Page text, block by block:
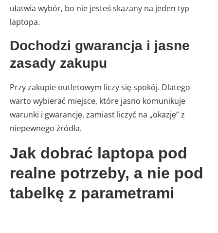
ułatwia wybór, bo nie jesteś skazany na jeden typ
laptopa.
Dochodzi gwarancja i jasne
zasady zakupu
Przy zakupie outletowym liczy się spokój. Dlatego
warto wybierać miejsce, które jasno komunikuje
warunki i gwarancję, zamiast liczyć na „okazję” z
niepewnego źródła.
Jak dobrać laptopa pod
realne potrzeby, a nie pod
tabelkę z parametrami